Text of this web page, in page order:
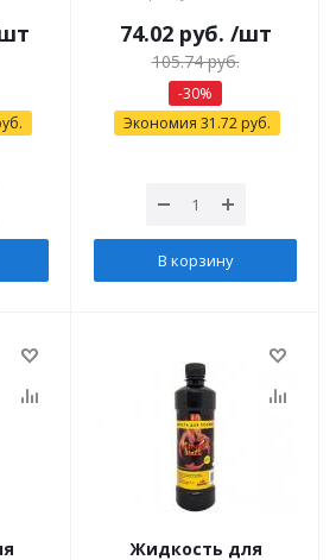
74.02руб. /шт
105.74руб.
-30%
Экономия 31.72 руб.
В корзину
Жидкость для